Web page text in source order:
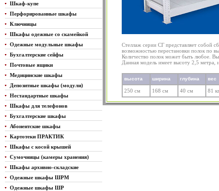
Шкаф-купе
Перфорированные шкафы
Ключницы
Шкафы одежные со скамейкой
Одежные модульные шкафы
Бухгалтерские сейфы
Почтовые ящики
Медицинские шкафы
Депозитные шкафы (модули)
Нестандартные шкафы
Шкафы для телефонов
Бухгалтерские шкафы
Абонентские шкафы
Картотеки ПРАКТИК
Шкафы с косой крышей
Сумочницы (камеры хранения)
Шкафы архивно-складские
Одежные шкафы ШРМ
Одежные шкафы ШР
Стеллаж серии СГ представляет собой
возможностью перестановки полок по
Количество полок может быть любое.
Данная модель имеет высоту 2,5 метра,
высота ширина глубина вес
250 см 168 см 40 см 81